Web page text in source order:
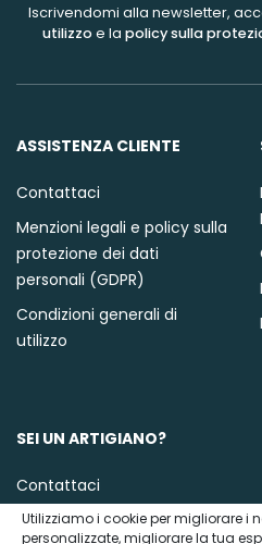
Iscrivendomi alla newsletter,
utilizzoe la policy sulla
ASSISTENZA CLIENTE
Contattaci
Menzioni legali e policy sulla
protezione dei dati
personali (GDPR)
Condizioni generali di
utilizzo
SEI UN ARTIGIANO?
Contattaci
Utilizziamo i cookie per migliorare i
personalizzate, migliorare la tua